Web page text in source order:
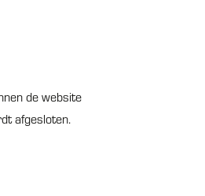
de website
afgesloten.